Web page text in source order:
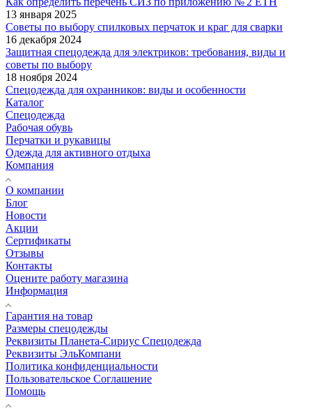
13 января 2025
Советы по выбору спилковых перчаток и краг для сварки
16 декабря 2024
Защитная спецодежда для электриков: требования, виды и
советы по выбору
18 ноября 2024
Спецодежда для охранников: виды и особенности
Каталог
Спецодежда
Рабочая обувь
Перчатки и рукавицы
Одежда для активного отдыха
Компания
О компании
Блог
Новости
Акции
Сертификаты
Отзывы
Контакты
Оцените работу магазина
Информация
Гарантия на товар
Размеры спецодежды
Реквизиты Планета-Сириус Спецодежда
Реквизиты ЭльКомпани
Политика конфиденциальности
Пользовательское Соглашение
Помощь